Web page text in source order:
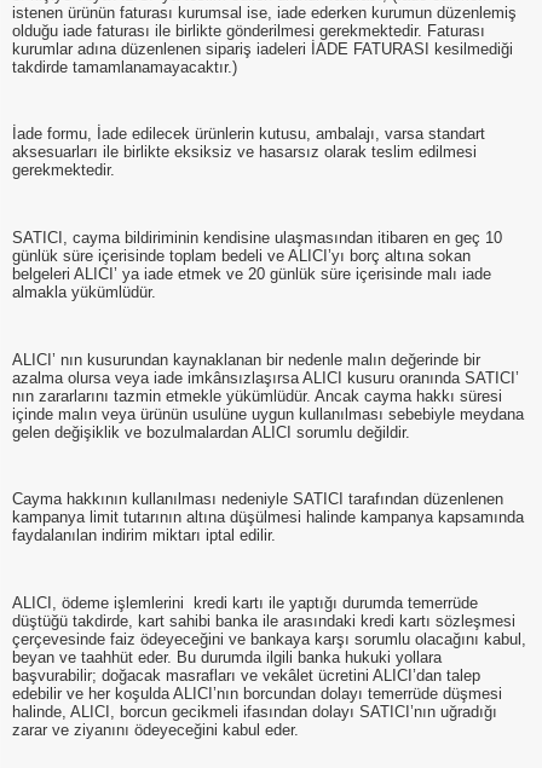
istenen ürünün faturası kurumsal ise, iade ederken kurumun düzenlemiş
olduğu iade faturası ile birlikte gönderilmesi gerekmektedir. Faturası
kurumlar adına düzenlenen sipariş iadeleri İADE FATURASI kesilmediği
takdirde tamamlanamayacaktır.)
İade formu, İade edilecek ürünlerin kutusu, ambalajı, varsa standart
aksesuarları ile birlikte eksiksiz ve hasarsız olarak teslim edilmesi
gerekmektedir.
SATICI, cayma bildiriminin kendisine ulaşmasından itibaren en geç 10
günlük süre içerisinde toplam bedeli ve ALICI’yı borç altına sokan
belgeleri ALICI’ ya iade etmek ve 20 günlük süre içerisinde malı iade
almakla yükümlüdür.
ALICI’ nın kusurundan kaynaklanan bir nedenle malın değerinde bir
azalma olursa veya iade imkânsızlaşırsa ALICI kusuru oranında SATICI’
nın zararlarını tazmin etmekle yükümlüdür. Ancak cayma hakkı süresi
içinde malın veya ürünün usulüne uygun kullanılması sebebiyle meydana
gelen değişiklik ve bozulmalardan ALICI sorumlu değildir.
Cayma hakkının kullanılması nedeniyle SATICI tarafından düzenlenen
kampanya limit tutarının altına düşülmesi halinde kampanya kapsamında
faydalanılan indirim miktarı iptal edilir.
ALICI, ödeme işlemlerini kredi kartı ile yaptığı durumda temerrüde
düştüğü takdirde, kart sahibi banka ile arasındaki kredi kartı sözleşmesi
çerçevesinde faiz ödeyeceğini ve bankaya karşı sorumlu olacağını kabul,
beyan ve taahhüt eder. Bu durumda ilgili banka hukuki yollara
başvurabilir; doğacak masrafları ve vekâlet ücretini ALICI’dan talep
edebilir ve her koşulda ALICI’nın borcundan dolayı temerrüde düşmesi
halinde, ALICI, borcun gecikmeli ifasından dolayı SATICI’nın uğradığı
zarar ve ziyanını ödeyeceğini kabul eder.